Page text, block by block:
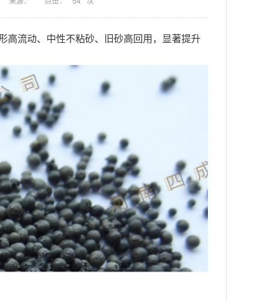
高流动、中性不粘砂、旧砂高回用，显著提升